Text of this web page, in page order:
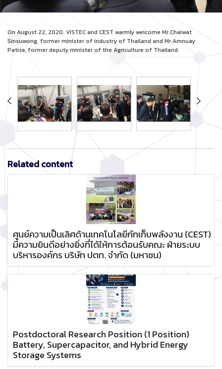
On August 22, 2020. VISTEC and CEST warmly welcome Mr.Chaiwat
Sinsuwong, former minister of industry of Thailand and Mr.Amnuay
Patise, former deputy minister of the Agriculture of Thailand.
Related content
ศูนย์ความเป็นเลิศด้านเทคโนโลยีกักเก็บพลังงาน (CEST)
มีความยินดีอย่างยิ่งที่ได้ให้การต้อนรับคณะ ฝ่ายระบบ
บริหารองค์กร บริษัท ปตท. จำกัด (มหาชน)
Postdoctoral Research Position (1 Position)
Battery, Supercapacitor, and Hybrid Energy
Storage Systems